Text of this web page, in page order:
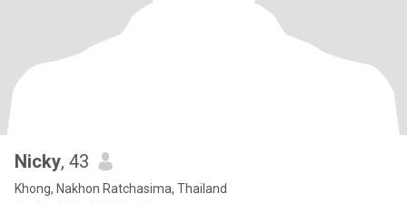
Nicky, 43
Khong, Nakhon Ratchasima, Thailand